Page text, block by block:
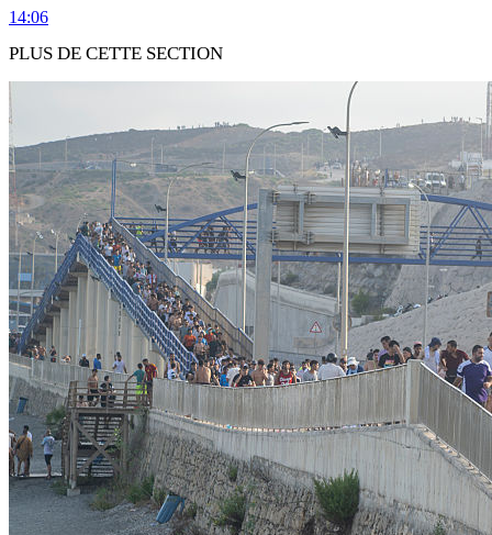
14:06
PLUS DE CETTE SECTION